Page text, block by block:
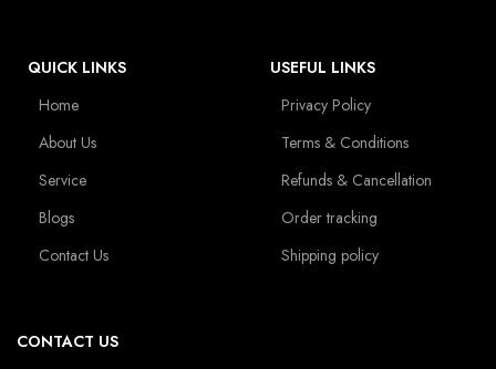
QUICK LINKS
Home
About Us
Service
Blogs
Contact Us
USEFUL LINKS
Privacy Policy
Terms & Conditions
Refunds & Cancellation
Order tracking
Shipping policy
CONTACT US